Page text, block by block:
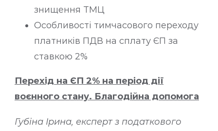
знищення ТМЦ
Особливості тимчасового переходу
платників ПДВ на сплату ЄП за
ставкою 2%
Перехід на ЄП 2% на період дії
воєнного стану. Благодійна допомога
Губіна Ірина, експерт з податкового